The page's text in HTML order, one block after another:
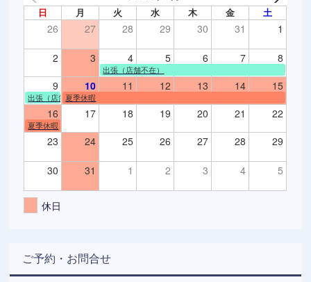
日 月 火 水 木 金 土
26 27 28 29 30 31 1
2 3 4 5 6 7 8
出張（店舗不在）
9 10 11 12 13 14 15
出張（店舗不在）
夏季休暇
16 17 18 19 20 21 22
夏季休暇
23 24 25 26 27 28 29
30 31 1 2 3 4 5
休日
ご予約・お問合せ